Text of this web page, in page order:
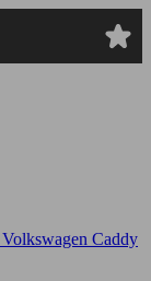
Volkswagen Caddy